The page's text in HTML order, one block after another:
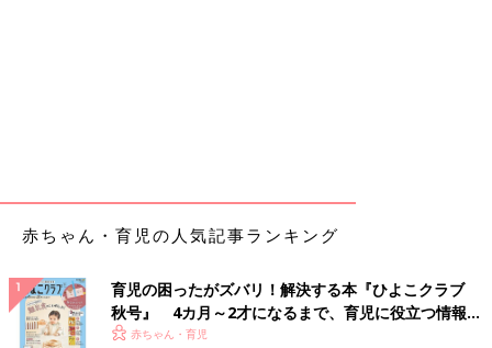
赤ちゃん・育児の人気記事ランキング
育児の困ったがズバリ！解決する本『ひよこクラブ
秋号』 4カ月～2才になるまで、育児に役立つ情報が
いっぱい！
赤ちゃん・育児